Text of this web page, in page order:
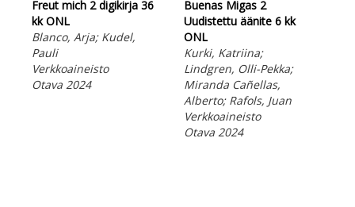
Freut mich 2 digikirja 36
kk ONL
Blanco, Arja; Kudel,
Pauli
Verkkoaineisto
Otava 2024
Buenas Migas 2
Uudistettu äänite 6 kk
ONL
Kurki, Katriina;
Lindgren, Olli-Pekka;
Miranda Cañellas,
Alberto; Rafols, Juan
Verkkoaineisto
Otava 2024